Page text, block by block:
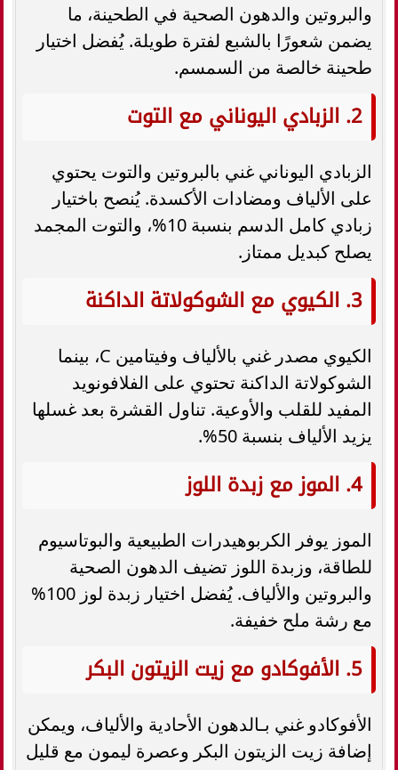
والبروتين والدهون الصحية في الطحينة، ما
يضمن شعورًا بالشبع لفترة طويلة. يُفضل اختيار
طحينة خالصة من السمسم.
2. الزبادي اليوناني مع التوت
الزبادي اليوناني غني بالبروتين والتوت يحتوي
على الألياف ومضادات الأكسدة. يُنصح باختيار
زبادي كامل الدسم بنسبة 10%، والتوت المجمد
يصلح كبديل ممتاز.
3. الكيوي مع الشوكولاتة الداكنة
الكيوي مصدر غني بالألياف وفيتامين C، بينما
الشوكولاتة الداكنة تحتوي على الفلافونويد
المفيد للقلب والأوعية. تناول القشرة بعد غسلها
يزيد الألياف بنسبة 50%.
4. الموز مع زبدة اللوز
الموز يوفر الكربوهيدرات الطبيعية والبوتاسيوم
للطاقة، وزبدة اللوز تضيف الدهون الصحية
والبروتين والألياف. يُفضل اختيار زبدة لوز 100%
مع رشة ملح خفيفة.
5. الأفوكادو مع زيت الزيتون البكر
الأفوكادو غني بـالدهون الأحادية والألياف، ويمكن
إضافة زيت الزيتون البكر وعصرة ليمون مع قليل